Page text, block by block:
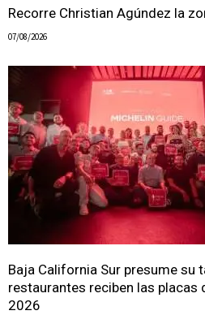
Recorre Christian Agúndez la
07/08/2026
Baja California Sur presume su
restaurantes reciben las placas
2026